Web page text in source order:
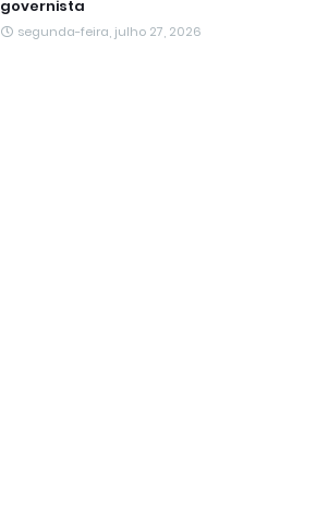
governista
segunda-feira, julho 27, 2026